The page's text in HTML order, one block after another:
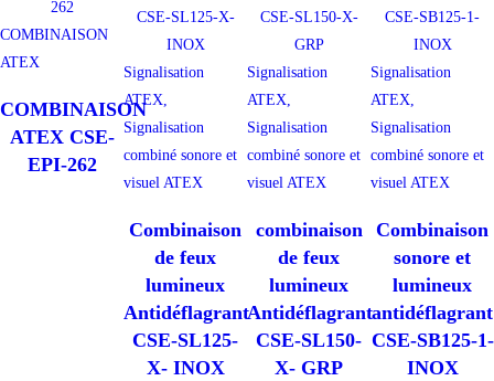
COMBINAISON
ATEX
COMBINAISON
ATEX CSE-
EPI-262
Signalisation
ATEX,
Signalisation
combiné sonore et
visuel ATEX
Combinaison
de feux
lumineux
Antidéflagrant
CSE-SL125-
X- INOX
Signalisation
ATEX,
Signalisation
combiné sonore et
visuel ATEX
combinaison
de feux
lumineux
Antidéflagrant
CSE-SL150-
X- GRP
Signalisation
ATEX,
Signalisation
combiné sonore et
visuel ATEX
Combinaison
sonore et
lumineux
antidéflagrant
CSE-SB125-1-
INOX